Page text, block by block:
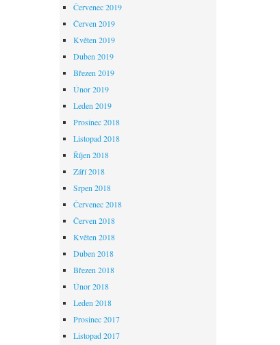
Červenec 2019
Červen 2019
Květen 2019
Duben 2019
Březen 2019
Únor 2019
Leden 2019
Prosinec 2018
Listopad 2018
Říjen 2018
Září 2018
Srpen 2018
Červenec 2018
Červen 2018
Květen 2018
Duben 2018
Březen 2018
Únor 2018
Leden 2018
Prosinec 2017
Listopad 2017